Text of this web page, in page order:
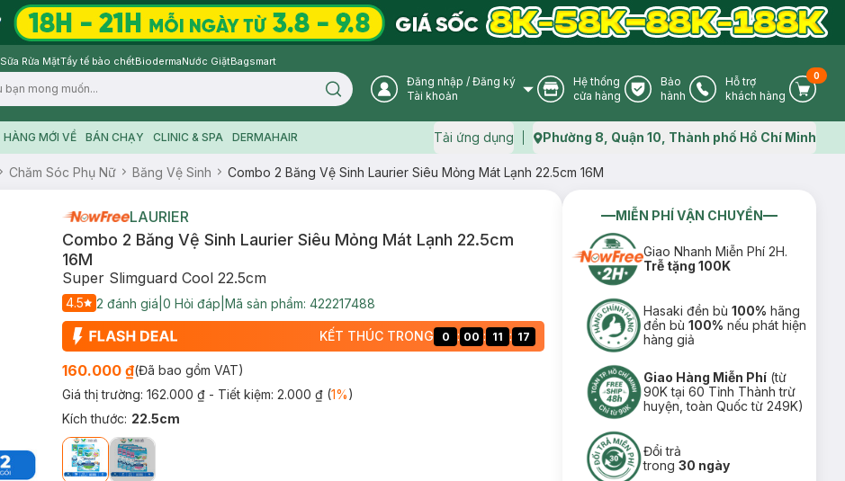
Sữa Rửa MặtTẩy tế bào chếtBiodermaNước GiặtBagsmart
Search icon User Icon
Đăng nhập / Đăng ký
Tài khoản
Store Icon
Hệ thống
cửa hàng
Warranty Icon
Bảo
hành
Phone Icon
Hỗ trợ
khách hàng
Cart
0
HÀNG MỚI VỀ BÁN CHẠY CLINIC & SPA DERMAHAIR Tải ứng dụng Map icon
Phường 8, Quận 10, Thành phố Hồ Chí Minh
Chăm Sóc Phụ Nữ Băng Vệ Sinh Combo 2 Băng Vệ Sinh Laurier Siêu Mỏng Mát Lạnh 22.5cm 16M
LAURIER
Combo 2 Băng Vệ Sinh Laurier Siêu Mỏng Mát Lạnh 22.5cm
16M
Super Slimguard Cool 22.5cm
4.5 2 đánh giá 0 Hỏi đáp Mã sản phẩm: 422217488
KẾT THÚC TRONG 0 : 00 : 11 : 16
160.000 ₫(Đã bao gồm VAT)
Giá thị trường: 162.000 ₫ - Tiết kiệm: 2.000 ₫(1%)
Kích thước: 22.5cm
MIỄN PHÍ VẬN CHUYỂN
Giao Nhanh Miễn Phí 2H.
Trễ tặng 100K
Hasaki đền bù100% hãng
đền bù100% nếu phát hiện
hàng giả
Giao Hàng Miễn Phí (từ
90K tại 60 Tỉnh Thành trừ
huyện, toàn Quốc từ 249K)
Đổi trả
trong30 ngày